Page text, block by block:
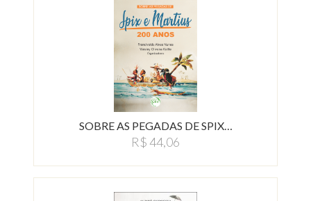
SOBRE AS PEGADAS DE SPIX…
R$ 44,06